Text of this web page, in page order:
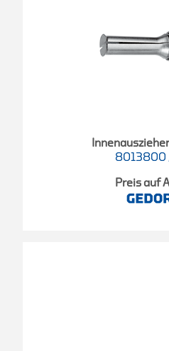
8013800
Preis auf